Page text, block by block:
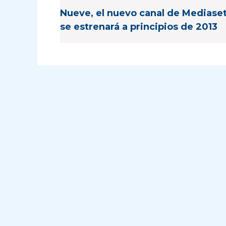
Nueve, el nuevo canal de
se estrenará a principios de 2013